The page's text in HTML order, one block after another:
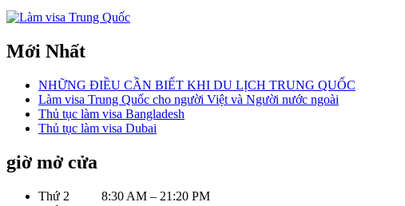
Mới Nhất
NHỮNG ĐIỀU CẦN BIẾT KHI DU LỊCH TRUNG QUỐC
Làm visa Trung Quốc cho người Việt và Người nước ngoài
Thủ tục làm visa Bangladesh
Thủ tục làm visa Dubai
giờ mở cửa
Thứ 2 8:30 AM – 21:20 PM